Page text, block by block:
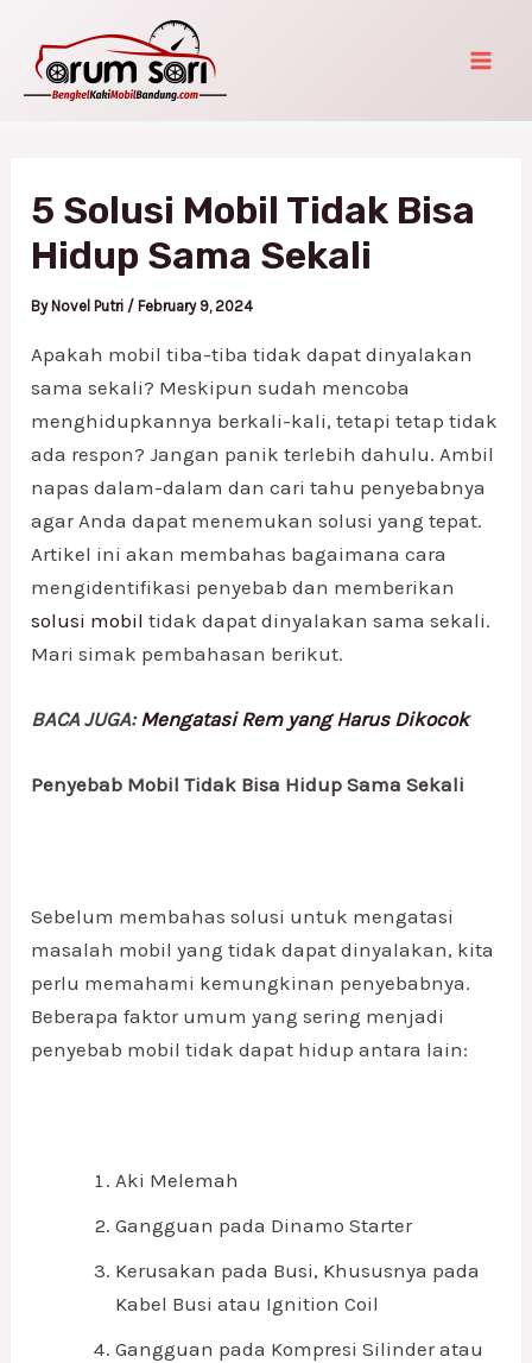
content
5 Solusi Mobil Tidak Bisa
Hidup Sama Sekali
By Novel Putri / February 9, 2024
Apakah mobil tiba-tiba tidak dapat dinyalakan
sama sekali? Meskipun sudah mencoba
menghidupkannya berkali-kali, tetapi tetap tidak
ada respon? Jangan panik terlebih dahulu. Ambil
napas dalam-dalam dan cari tahu penyebabnya
agar Anda dapat menemukan solusi yang tepat.
Artikel ini akan membahas bagaimana cara
mengidentifikasi penyebab dan memberikan
solusi mobil tidak dapat dinyalakan sama sekali.
Mari simak pembahasan berikut.
BACA JUGA:Mengatasi Rem yang Harus Dikocok
Penyebab Mobil Tidak Bisa Hidup Sama Sekali
Sebelum membahas solusi untuk mengatasi
masalah mobil yang tidak dapat dinyalakan, kita
perlu memahami kemungkinan penyebabnya.
Beberapa faktor umum yang sering menjadi
penyebab mobil tidak dapat hidup antara lain:
Aki Melemah
Gangguan pada Dinamo Starter
Kerusakan pada Busi, Khususnya pada
Kabel Busi atau Ignition Coil
Gangguan pada Kompresi Silinder atau
navigation